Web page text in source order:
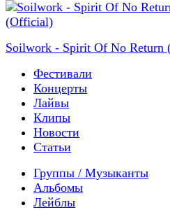
Soilwork - Spirit Of No Return
Фестивали
Концерты
Лайвы
Клипы
Новости
Статьи
Группы / Музыканты
Альбомы
Лейблы